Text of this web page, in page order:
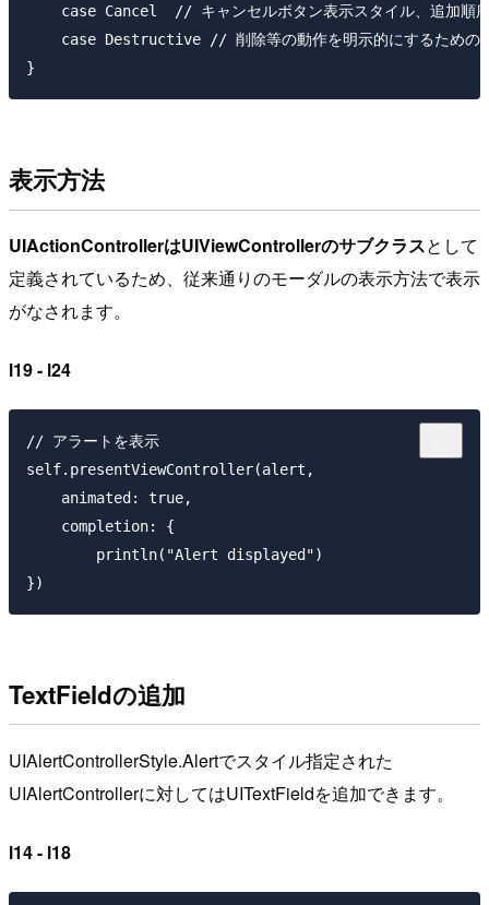
case Cancel  // キャンセルボタン表示スタイル、追加順
case Destructive // 削除等の動作を明示的にするための
表示方法
UIActionControllerはUIViewControllerのサブクラスとして
定義されているため、従来通りのモーダルの表示方法で表示
がなされます。
l19 - l24
// アラートを表示
self.presentViewController(alert,
    animated: true,
    completion: {
        println("Alert displayed")
TextFieldの追加
UIAlertControllerStyle.Alertでスタイル指定された
UIAlertControllerに対してはUITextFieldを追加できます。
l14 - l18